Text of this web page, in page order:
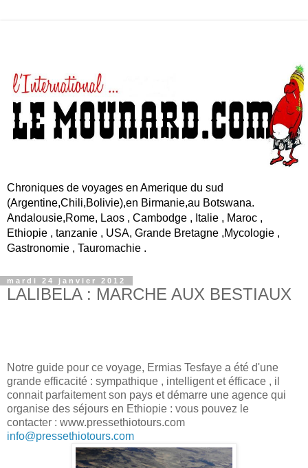
Chroniques de voyages en Amerique du sud
(Argentine,Chili,Bolivie),en Birmanie,au Botswana.
Andalousie,Rome, Laos , Cambodge , Italie , Maroc ,
Ethiopie , tanzanie , USA, Grande Bretagne ,Mycologie ,
Gastronomie , Tauromachie .
mardi 24 janvier 2012
LALIBELA : MARCHE AUX BESTIAUX
Notre guide pour ce voyage, Ermias Tesfaye a été d'une
grande efficacité : sympathique , intelligent et éfficace , il
connait parfaitement son pays et démarre une agence qui
organise des séjours en Ethiopie : vous pouvez le
contacter : www.pressethiotours.com
info@pressethiotours.com